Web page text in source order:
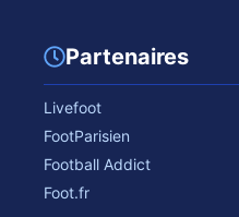
Partenaires
Livefoot
FootParisien
Football Addict
Foot.fr